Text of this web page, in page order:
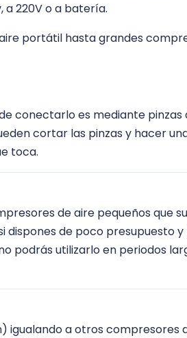
220V o a batería.
portátil hasta grandes
conectarlo es mediante
cortar las pinzas y hacer
toca.
de aire pequeños que
de poco presupuesto
podrás utilizarlo en periodos
igualando a otros compresores